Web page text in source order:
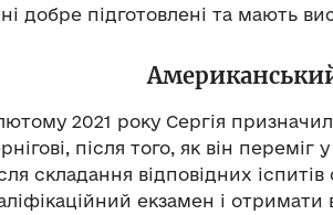
добре підготовлені та мають
2021 року Сергія
після того, як він переміг
складання відповідних
екзамен і